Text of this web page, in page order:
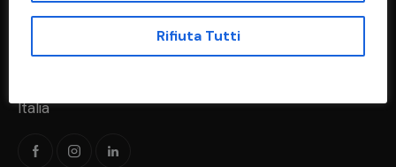
Indirizzo
Via del Fosso di S. Andrea, 183
Italia
Rifiuta Tutti